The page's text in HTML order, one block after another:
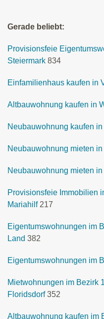
Gerade beliebt:
Provisionsfeie
Steiermark 834
Einfamilienhaus kaufen in
Altbauwohnung kaufen in
Neubauwohnung kaufen in
Neubauwohnung mieten
Neubauwohnung mieten in
Provisionsfeie Immobilien
Mariahilf 217
Eigentumswohnungen im
Land 382
Eigentumswohnungen im
Mietwohnungen im Bezirk
Floridsdorf 352
Altbauwohnung kaufen im